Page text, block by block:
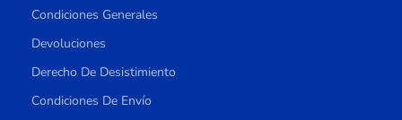
Condiciones Generales
Devoluciones
Derecho De Desistimiento
Condiciones De Envío